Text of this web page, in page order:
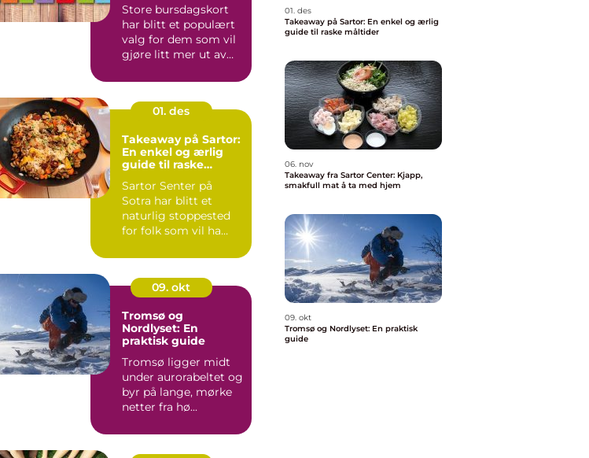
Store bursdagskort
har blitt et populært
valg for dem som vil
gjøre litt mer ut av
01. des
Takeaway på Sartor:
En enkel og ærlig
guide til raske
Sartor Senter på
Sotra har blitt et
naturlig stoppested
for folk som vil ha
09. okt
Tromsø og
Nordlyset: En
praktisk guide
Tromsø ligger midt
under aurorabeltet og
byr på lange, mørke
netter fra hø...
01. des
Takeaway på Sartor: En enkel og ærlig
guide til raske måltider
06. nov
Takeaway fra Sartor Center: Kjapp,
smakfull mat å ta med hjem
09. okt
Tromsø og Nordlyset: En praktisk
guide